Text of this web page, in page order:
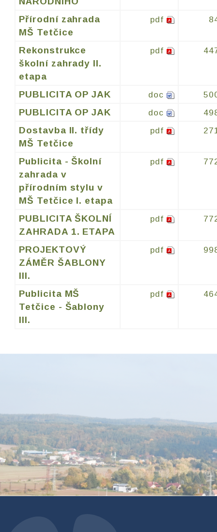
Přírodní zahrada
MŠ Tetčice
pdf
Rekonstrukce
školní zahrady II.
etapa
pdf
PUBLICITA OP JAK doc
PUBLICITA OP JAK doc
Dostavba II. třídy
MŠ Tetčice
pdf
Publicita - Školní
zahrada v
přírodním stylu v
MŠ Tetčice I. etapa
pdf
PUBLICITA ŠKOLNÍ
ZAHRADA 1. ETAPA
pdf
PROJEKTOVÝ
ZÁMĚR ŠABLONY
III.
pdf
Publicita MŠ
Tetčice - Šablony
III.
pdf